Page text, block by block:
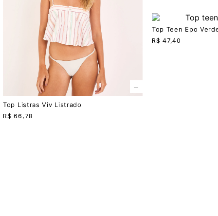
Top Listras Viv Listrado
+
R$ 66,78
Top Teen Epo
R$ 47,40